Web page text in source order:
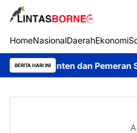
HomeNasionalDaerahEkonomi
BERITA HARI INI
Pemeran Sinetron Dina